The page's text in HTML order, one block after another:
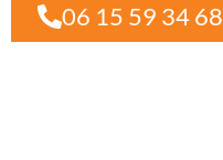
06 15 59 34 68